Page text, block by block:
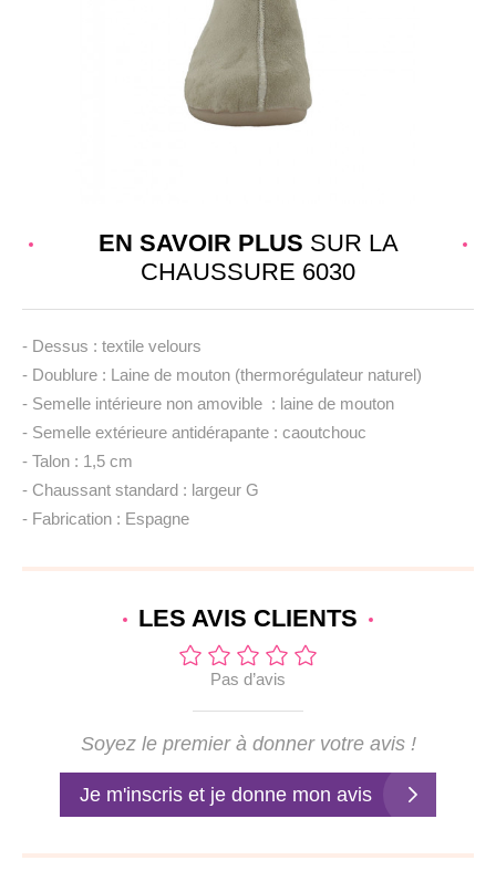
EN SAVOIR PLUS SUR LA
CHAUSSURE 6030
- Dessus : textile velours
- Doublure : Laine de mouton (thermorégulateur naturel)
- Semelle intérieure non amovible : laine de mouton
- Semelle extérieure antidérapante : caoutchouc
- Talon : 1,5 cm
- Chaussant standard : largeur G
- Fabrication : Espagne
LES AVIS CLIENTS
Pas d’avis
Soyez le premier à donner votre avis !
Je m'inscris et je donne mon avis